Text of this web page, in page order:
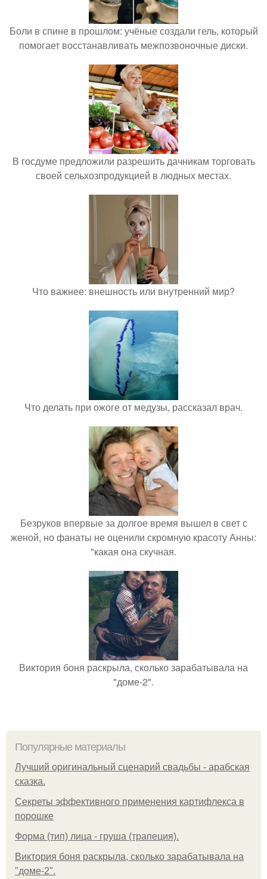
Боли в спине в прошлом: учёные создали гель, который
помогает восстанавливать межпозвоночные диски.
В госдуме предложили разрешить дачникам торговать
своей сельхозпродукцией в людных местах.
Что важнее: внешность или внутренний мир?
Что делать при ожоге от медузы, рассказал врач.
Безруков впервые за долгое время вышел в свет с
женой, но фанаты не оценили скромную красоту Анны:
"какая она скучная.
Виктория боня раскрыла, сколько зарабатывала на
"доме-2".
Популярные материалы
Лучший оригинальный сценарий свадьбы - арабская
сказка.
Секреты эффективного применения картифлекса в
порошке
Форма (тип) лица - груша (трапеция).
Виктория боня раскрыла, сколько зарабатывала на
"доме-2".